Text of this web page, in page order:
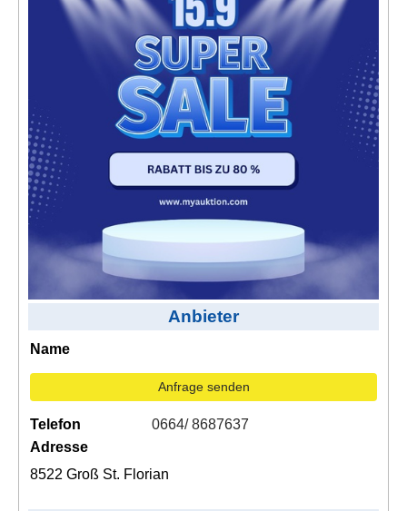
Kontakt
AGB, Nutzungsbedingungen
Anbieter
Name
Anfrage senden
Telefon
0664/ 8687637
Adresse
8522 Groß St. Florian